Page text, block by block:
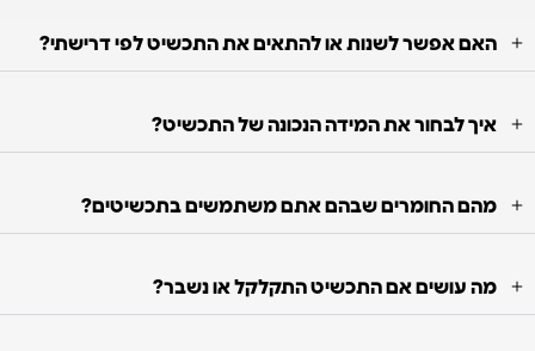
האם אפשר לשנות או להתאים את התכשיט לפי דרישתי?
איך לבחור את המידה הנכונה של התכשיט?
מהם החומרים שבהם אתם משתמשים בתכשיטים?
מה עושים אם התכשיט התקלקל או נשבר?